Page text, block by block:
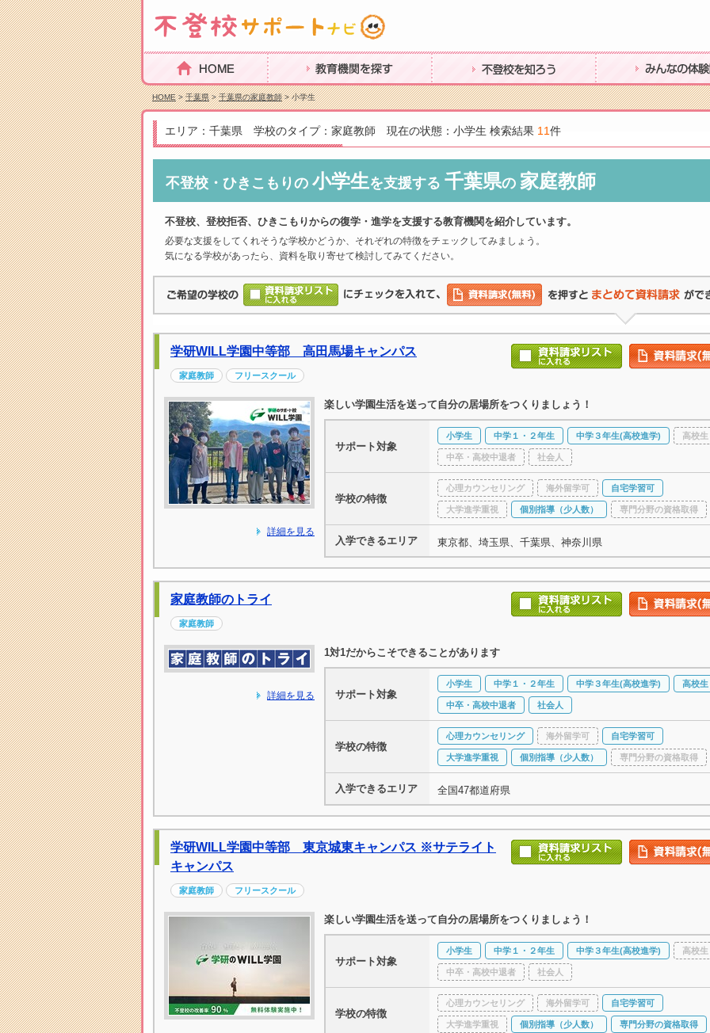
HOME 教育機関を探す 不登校を知ろう みんなの体験談
HOME>千葉県>千葉県の家庭教師> 小学生
エリア：千葉県 学校のタイプ：家庭教師 現在の状態：小学生 検索結果 11件
不登校・ひきこもりの 小学生を支援する 千葉県の 家庭教師
不登校、登校拒否、ひきこもりからの復学・進学を支援する教育機関を紹介しています。
必要な支援をしてくれそうな学校かどうか、それぞれの特徴をチェックしてみましょう。
気になる学校があったら、資料を取り寄せて検討してみてください。
学研WILL学園中等部 高田馬場キャンパス
家庭教師 フリースクール
詳細を見る
楽しい学園生活を送って自分の居場所をつくりましょう！
サポート対象
小学生 中学１・２年生 中学３年生(高校進学) 高校生
中卒・高校中退者 社会人
学校の特徴
心理カウンセリング 海外留学可 自宅学習可
大学進学重視 個別指導（少人数） 専門分野の資格取得
入学できるエリア 東京都、埼玉県、千葉県、神奈川県
家庭教師のトライ
家庭教師
詳細を見る
1対1だからこそできることがあります
サポート対象
小学生 中学１・２年生 中学３年生(高校進学) 高校生
中卒・高校中退者 社会人
学校の特徴
心理カウンセリング 海外留学可 自宅学習可
大学進学重視 個別指導（少人数） 専門分野の資格取得
入学できるエリア 全国47都道府県
学研WILL学園中等部 東京城東キャンパス ※サテライト
キャンパス
家庭教師 フリースクール
楽しい学園生活を送って自分の居場所をつくりましょう！
サポート対象
小学生 中学１・２年生 中学３年生(高校進学) 高校生
中卒・高校中退者 社会人
学校の特徴
心理カウンセリング 海外留学可 自宅学習可
大学進学重視 個別指導（少人数） 専門分野の資格取得